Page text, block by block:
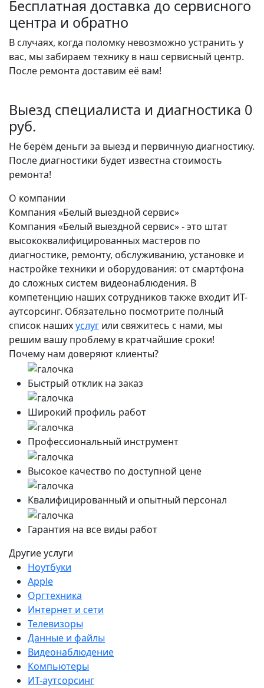
Бесплатная доставка до сервисного
центра и обратно
В случаях, когда поломку невозможно устранить у
вас, мы забираем технику в наш сервисный центр.
После ремонта доставим её вам!
Выезд специалиста и диагностика 0
руб.
Не берём деньги за выезд и первичную диагностику.
После диагностики будет известна стоимость
ремонта!
О компании
Компания «Белый выездной сервис»
Компания «Белый выездной сервис» - это штат
высококвалифицированных мастеров по
диагностике, ремонту, обслуживанию, установке и
настройке техники и оборудования: от смартфона
до сложных систем видеонаблюдения. В
компетенцию наших сотрудников также входит ИТ-
аутсорсинг. Обязательно посмотрите полный
список нашихуслуг или свяжитесь с нами, мы
решим вашу проблему в кратчайшие сроки!
Почему нам доверяют клиенты?
Быстрый отклик на заказ
Широкий профиль работ
Профессиональный инструмент
Высокое качество по доступной цене
Квалифицированный и опытный персонал
Гарантия на все виды работ
Другие услуги
Ноутбуки
Apple
Оргтехника
Интернет и сети
Телевизоры
Данные и файлы
Видеонаблюдение
Компьютеры
ИТ-аутсорсинг